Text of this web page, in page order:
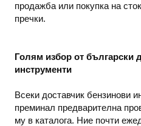
продажба или покупка на
пречки.
Голям избор от български
инструменти
Всеки доставчик бензинови
преминал предварителна
му в каталога. Ние почти